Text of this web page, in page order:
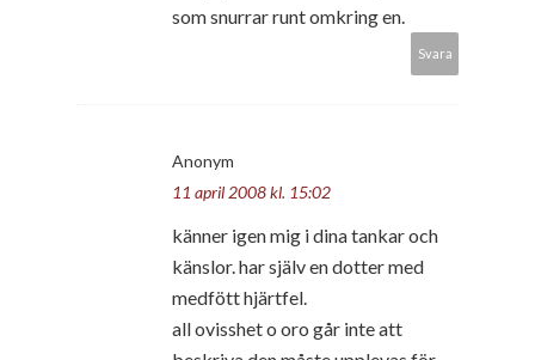
som snurrar runt omkring en.
Svara
Anonym
11 april 2008 kl. 15:02
känner igen mig i dina tankar och
känslor. har själv en dotter med
medfött hjärtfel.
all ovisshet o oro går inte att